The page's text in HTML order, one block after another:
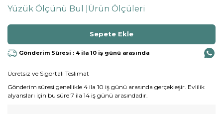
Yüzük Ölçünü Bul | Ürün Ölçüleri
Gönderim Süresi : 4 ila 10 iş günü arasında
Ücretsiz ve Sigortalı Teslimat
Gönderim süresi genellikle 4 ila 10 iş günü arasında gerçekleşir. Evlilik
alyansları için bu süre 7 ila 14 iş günü arasındadır.